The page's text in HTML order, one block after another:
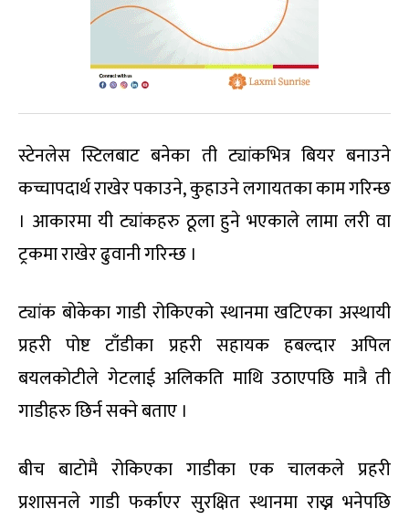
स्टेनलेस स्टिलबाट बनेका ती ट्यांकभित्र बियर बनाउने
कच्चापदार्थ राखेर पकाउने, कुहाउने लगायतका काम गरिन्छ
। आकारमा यी ट्यांकहरु ठूला हुने भएकाले लामा लरी वा
ट्रकमा राखेर ढुवानी गरिन्छ ।
ट्यांक बोकेका गाडी रोकिएको स्थानमा खटिएका अस्थायी
प्रहरी पोष्ट टाँडीका प्रहरी सहायक हबल्दार अपिल
बयलकोटीले गेटलाई अलिकति माथि उठाएपछि मात्रै ती
गाडीहरु छिर्न सक्ने बताए ।
बीच बाटोमै रोकिएका गाडीका एक चालकले प्रहरी
प्रशासनले गाडी फर्काएर सुरक्षित स्थानमा राख्न भनेपछि